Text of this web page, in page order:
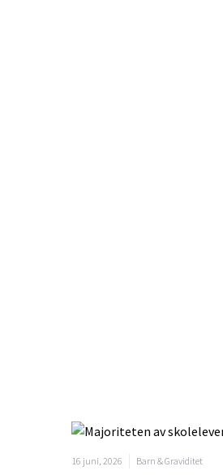
16 juni, 2026 Barn & Graviditet